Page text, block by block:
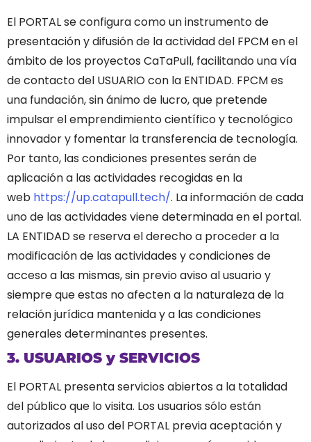
El PORTAL se configura como un instrumento de
presentación y difusión de la actividad del FPCM en el
ámbito de los proyectos CaTaPull, facilitando una vía
de contacto del USUARIO con la ENTIDAD. FPCM es
una fundación, sin ánimo de lucro, que pretende
impulsar el emprendimiento científico y tecnológico
innovador y fomentar la transferencia de tecnología.
Por tanto, las condiciones presentes serán de
aplicación a las actividades recogidas en la
web https://up.catapull.tech/. La información de cada
uno de las actividades viene determinada en el portal.
LA ENTIDAD se reserva el derecho a proceder a la
modificación de las actividades y condiciones de
acceso a las mismas, sin previo aviso al usuario y
siempre que estas no afecten a la naturaleza de la
relación jurídica mantenida y a las condiciones
generales determinantes presentes.
3. USUARIOS y SERVICIOS
El PORTAL presenta servicios abiertos a la totalidad
del público que lo visita. Los usuarios sólo están
autorizados al uso del PORTAL previa aceptación y